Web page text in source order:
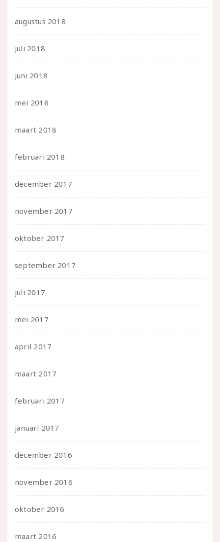
augustus 2018
juli 2018
juni 2018
mei 2018
maart 2018
februari 2018
december 2017
november 2017
oktober 2017
september 2017
juli 2017
mei 2017
april 2017
maart 2017
februari 2017
januari 2017
december 2016
november 2016
oktober 2016
maart 2016